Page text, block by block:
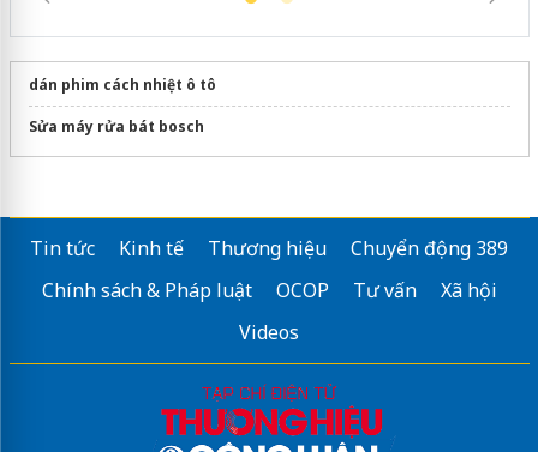
dán phim cách nhiệt ô tô
Sửa máy rửa bát bosch
Tin tức Kinh tế Thương hiệu
Chuyển động 389
Chính sách & Pháp luật
OCOP Tư vấn
Xã hội
Videos